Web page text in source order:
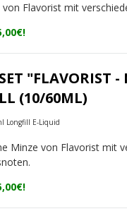
von Flavorist mit
"FLAVORIST
(10/60ML)
Longfill E-Liquid
Minze von Flavorist mit